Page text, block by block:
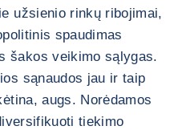
užsienio rinkų ribojimai,
spaudimas
šakos veikimo sąlygas.
sąnaudos jau ir taip
augs. Norėdamos
tiekimo